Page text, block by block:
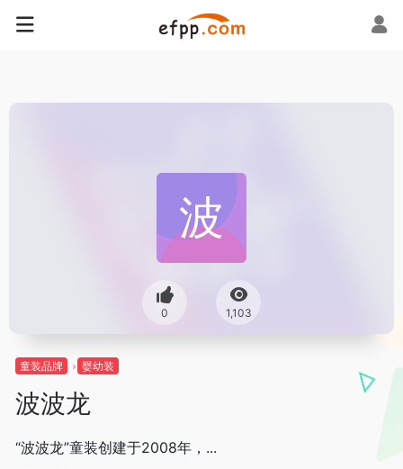
0 1,103
童装品牌 婴幼装
波波龙
“波波龙”童装创建于2008年，...